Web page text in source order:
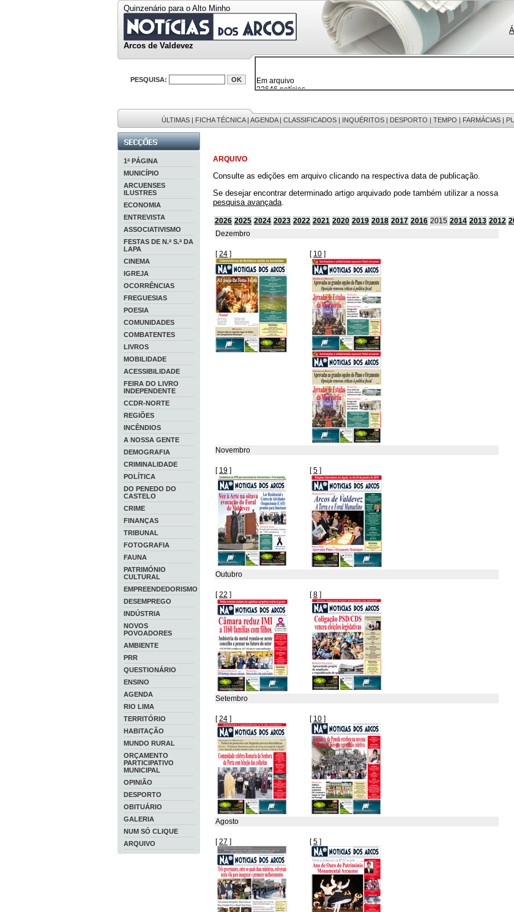
Quinzenário para o Alto Minho
Arcos de Valdevez
PESQUISA:
32646 notícias
38119 fotos
201 registos
ÚLTIMAS | FICHA TÉCNICA| AGENDA| CLASSIFICADOS | INQUÉRITOS | DESPORTO | TEMPO | FARMÁCIAS |
1ª PÁGINA
MUNICÍPIO
ARCUENSES
ILUSTRES
ECONOMIA
ENTREVISTA
ASSOCIATIVISMO
FESTAS DE N.ª S.ª DA
LAPA
CINEMA
IGREJA
OCORRÊNCIAS
FREGUESIAS
POESIA
COMUNIDADES
COMBATENTES
LIVROS
MOBILIDADE
ACESSIBILIDADE
FEIRA DO LIVRO
INDEPENDENTE
CCDR-NORTE
REGIÕES
INCÊNDIOS
A NOSSA GENTE
DEMOGRAFIA
CRIMINALIDADE
POLÍTICA
DO PENEDO DO
CASTELO
CRIME
FINANÇAS
TRIBUNAL
FOTOGRAFIA
FAUNA
PATRIMÓNIO
CULTURAL
EMPREENDEDORISMO
DESEMPREGO
INDÚSTRIA
NOVOS
POVOADORES
AMBIENTE
PRR
QUESTIONÁRIO
ENSINO
AGENDA
RIO LIMA
TERRITÓRIO
HABITAÇÃO
MUNDO RURAL
ORÇAMENTO
PARTICIPATIVO
MUNICIPAL
OPINIÃO
DESPORTO
OBITUÁRIO
GALERIA
NUM SÓ CLIQUE
ARQUIVO
ARQUIVO
Consulte as edições em arquivo clicando na respectiva data de publicação.
Se desejar encontrar determinado artigo arquivado pode também utilizar a nossa
pesquisa avançada.
2026 2025 2024 2023 2022 2021 2020 2019 2018 2017 2016 2015 2014 2013 2012
Dezembro
[24 ] [ 10 ]
Novembro
[ 19 ] [5 ]
Outubro
[22 ] [8 ]
Setembro
[24 ] [ 10 ]
Agosto
[27 ] [5 ]